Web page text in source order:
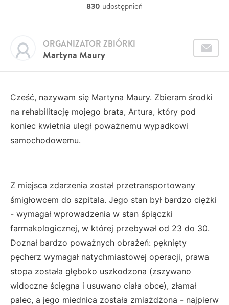
830 udostępnień
Martyna Maury
ORGANIZATOR ZBIÓRKI
Cześć, nazywam się Martyna Maury. Zbieram środki
na rehabilitację mojego brata, Artura, który pod
koniec kwietnia uległ poważnemu wypadkowi
samochodowemu.
Z miejsca zdarzenia został przetransportowany
śmigłowcem do szpitala. Jego stan był bardzo ciężki
- wymagał wprowadzenia w stan śpiączki
farmakologicznej, w której przebywał od 23 do 30.
Doznał bardzo poważnych obrażeń: pęknięty
pęcherz wymagał natychmiastowej operacji, prawa
stopa została głęboko uszkodzona (zszywano
widoczne ścięgna i usuwano ciała obce), złamał
palec, a jego miednica została zmiażdżona - najpierw